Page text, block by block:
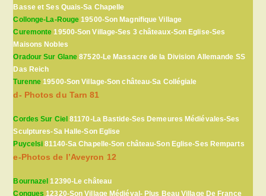
Basse et Ses Quais-Sa Chapelle
Collonge-La-Rouge 19500-Son Magnifique Village
Curemonte 19500-Son Village-Ses 3 châteaux-Son Eglise-Ses
Maisons Nobles
Oradour Sur Glane 87520-Le Massacre de la Division Allemande SS
Das Reich
Turenne 19500-Son Village-Son château-Sa Collégiale
d- Photos du Tarn 81
Cordes Sur Ciel 81170-La Bastide-Ses Demeures Médiévales-Ses
Sculptures-Sa Halle-Son Eglise
Puycelsi 81140-Sa Chapelle-Son château-Son Eglise-Ses Remparts
e-Photos de l’Aveyron 12
Bournazel 12390-Le château
Conques 12320-Son Village Médiéval- Plus Beau Village De France